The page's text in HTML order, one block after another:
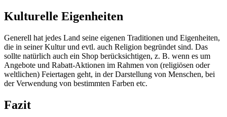
Kulturelle Eigenheiten
Generell hat jedes Land seine eigenen Traditionen und Eigenheiten,
die in seiner Kultur und evtl. auch Religion begründet sind. Das
sollte natürlich auch ein Shop berücksichtigen, z. B. wenn es um
Angebote und Rabatt-Aktionen im Rahmen von (religiösen oder
weltlichen) Feiertagen geht, in der Darstellung von Menschen, bei
der Verwendung von bestimmten Farben etc.
Fazit